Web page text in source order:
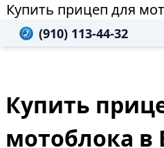
Купить прицеп для
(910) 113-44-32
Купить
мотоблока в